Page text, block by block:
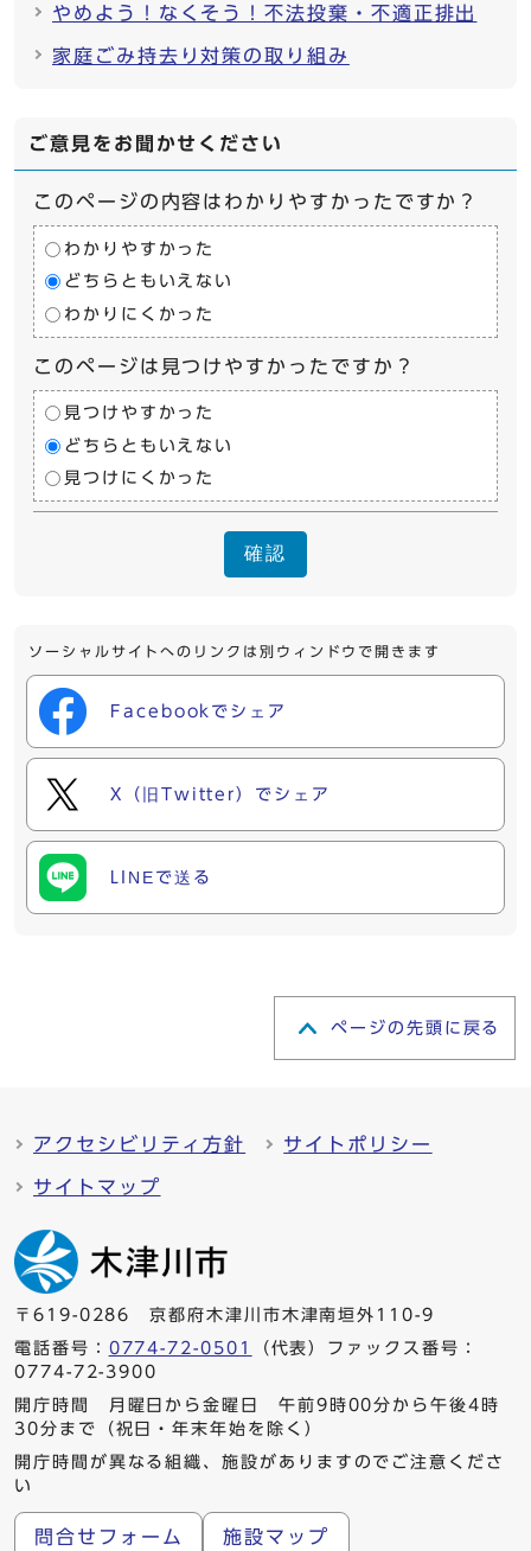
やめよう！なくそう！不法投棄・不適正排出
家庭ごみ持去り対策の取り組み
ご意見をお聞かせください
このページの内容はわかりやすかったですか？
わかりやすかった
どちらともいえない
わかりにくかった
このページは見つけやすかったですか？
見つけやすかった
どちらともいえない
見つけにくかった
確認
ソーシャルサイトへのリンクは別ウィンドウで開きます
Facebookでシェア
X（旧Twitter）でシェア
LINEで送る
ページの先頭に戻る
アクセシビリティ方針 サイトポリシー
サイトマップ
〒619-0286 京都府木津川市木津南垣外110-9
電話番号： 0774-72-0501
（代表）ファックス番号：
0774-72-3900
開庁時間 月曜日から金曜日 午前9時00分から午後4時
30分まで（祝日・年末年始を除く）
開庁時間が異なる組織、施設がありますのでご注意くださ
い
問合せフォーム 施設マップ